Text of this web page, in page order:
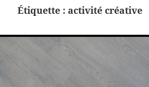
Étiquette : activité créative